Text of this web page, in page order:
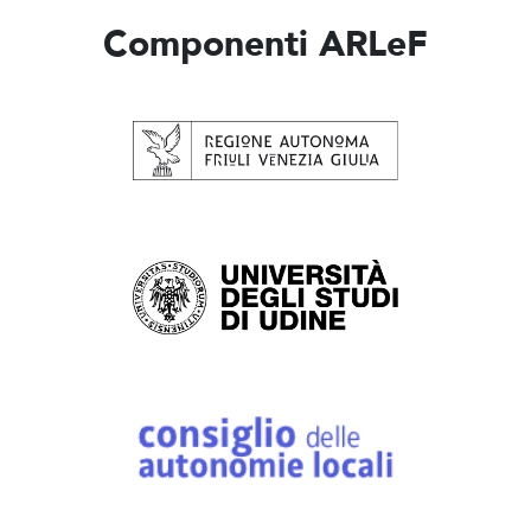
Componenti ARLeF